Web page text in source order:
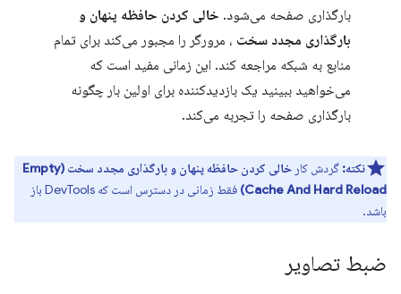
بارگذاری صفحه می‌شود. خالی کردن حافظه پنهان و
بارگذاری مجدد سخت ، مرورگر را مجبور می‌کند برای تمام
منابع به شبکه مراجعه کند. این زمانی مفید است که
می‌خواهید ببینید یک بازدیدکننده برای اولین بار چگونه
بارگذاری صفحه را تجربه می‌کند.
نکته: گردش کار
خالی کردن حافظه پنهان و بارگذاری مجدد سخت (Empty
Cache And Hard Reload)
فقط زمانی در دسترس است که DevTools باز
باشد.
ضبط تصاویر